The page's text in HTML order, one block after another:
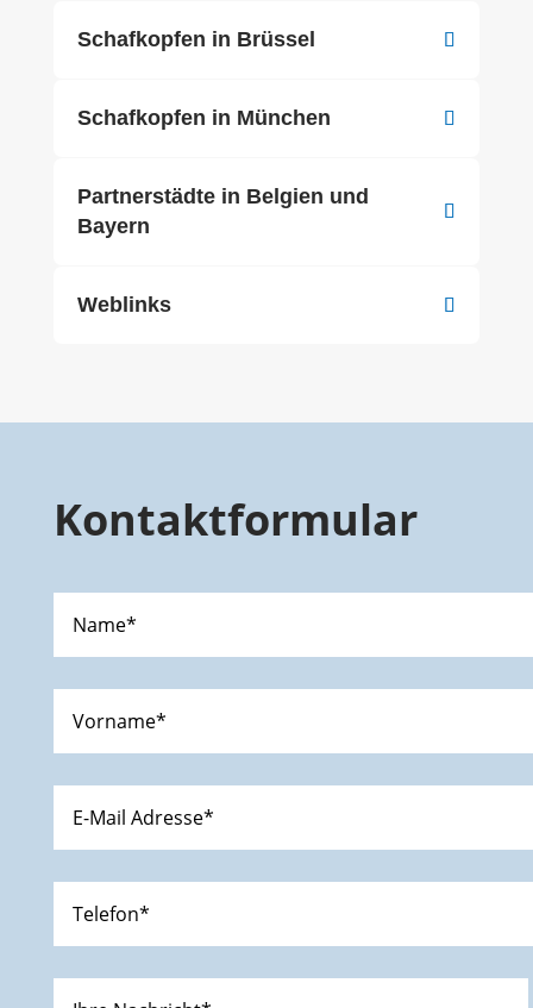
Schafkopfen in Brüssel
Schafkopfen in München
Partnerstädte in Belgien und
Bayern
Weblinks
Kontaktformular